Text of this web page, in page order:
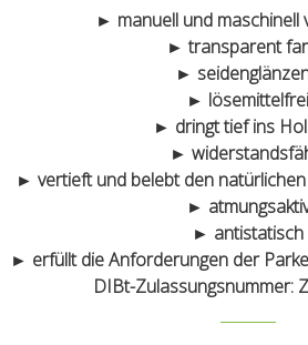
► manuell und maschinell
► transparent
►
► lösemittelfrei
► dringt tief ins
►
► vertieft und belebt den
►
► antistatisch
► erfüllt die Anforderungen der
DIBt-Zulassungsnummer: